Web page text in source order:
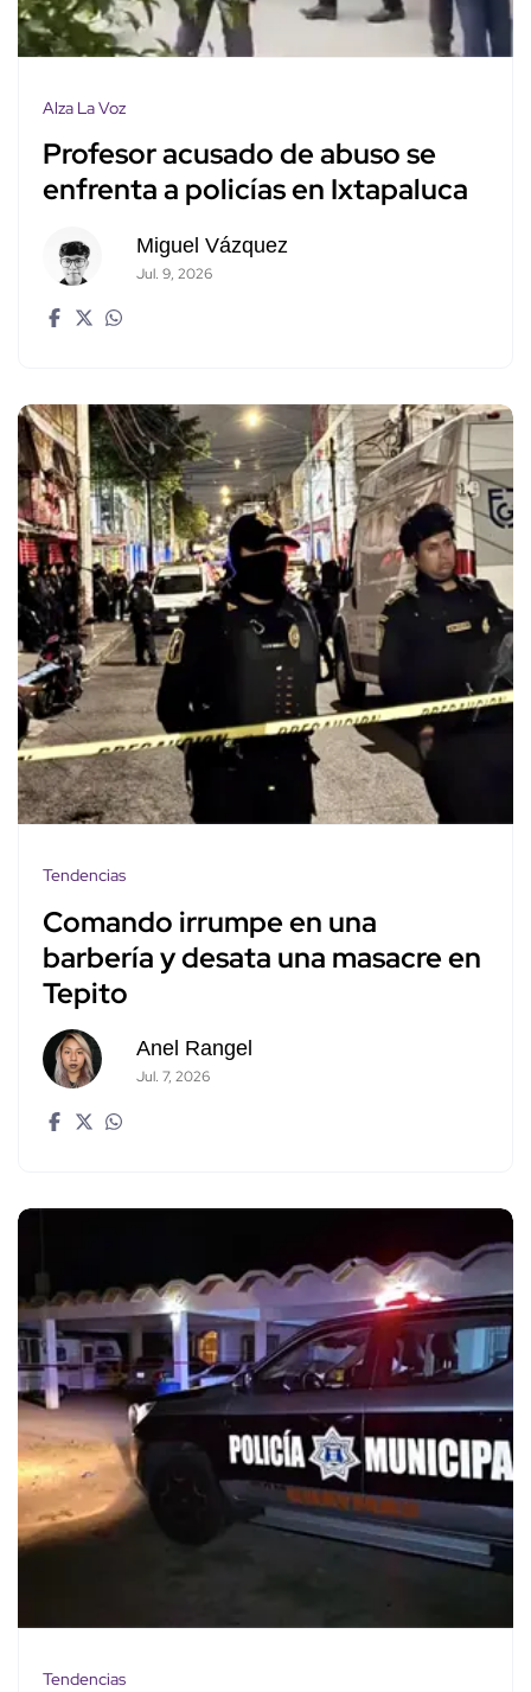
Alza La Voz
Profesor acusado de abuso se
enfrenta a policías en Ixtapaluca
Miguel Vázquez
Jul. 9, 2026
Tendencias
Comando irrumpe en una
barbería y desata una masacre en
Tepito
Anel Rangel
Jul. 7, 2026
Tendencias